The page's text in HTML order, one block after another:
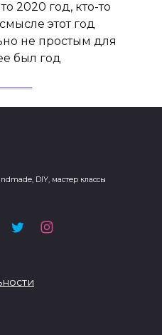
2020 год, кто-то
этот год
не простым для
был год
DIY, мастер классы